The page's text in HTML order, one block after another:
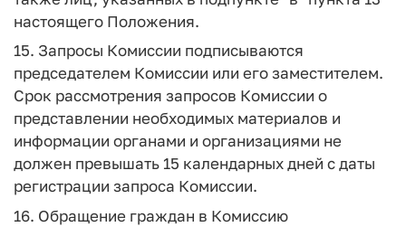
настоящего Положения.
15. Запросы Комиссии подписываются
председателем Комиссии или его заместителем.
Срок рассмотрения запросов Комиссии о
представлении необходимых материалов и
информации органами и организациями не
должен превышать 15 календарных дней с даты
регистрации запроса Комиссии.
16. Обращение граждан в Комиссию